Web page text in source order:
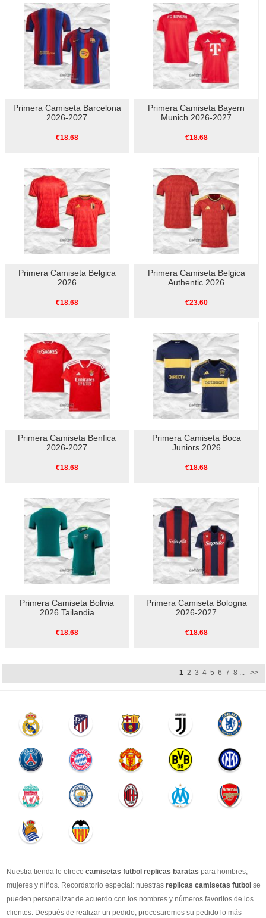
Primera Camiseta Barcelona
2026-2027
€18.68
Primera Camiseta Bayern
Munich 2026-2027
€18.68
Primera Camiseta Belgica
2026
€18.68
Primera Camiseta Belgica
Authentic 2026
€23.60
Primera Camiseta Benfica
2026-2027
€18.68
Primera Camiseta Boca
Juniors 2026
€18.68
Primera Camiseta Bolivia
2026 Tailandia
€18.68
Primera Camiseta Bologna
2026-2027
€18.68
1 2 3 4 5 6 7 8 >>
Nuestra tienda le ofrece camisetas futbol replicas baratas para hombres,
mujeres y niños. Recordatorio especial: nuestras replicas camisetas futbol se
pueden personalizar de acuerdo con los nombres y números favoritos de los
clientes. Después de realizar un pedido, procesaremos su pedido lo más